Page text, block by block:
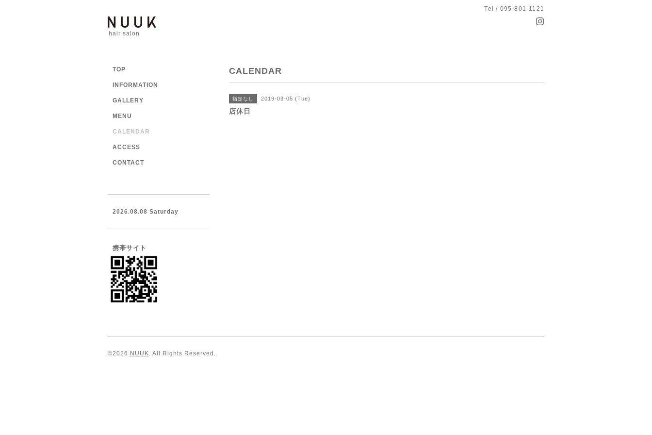
Tel / 095-801-1121
hair salon
CALENDAR
指定なし 2019-03-05 (Tue)
店休日
TOP
INFORMATION
GALLERY
MENU
CALENDAR
ACCESS
CONTACT
2026.08.08 Saturday
携帯サイト
©2026 NUUK. All Rights Reserved.